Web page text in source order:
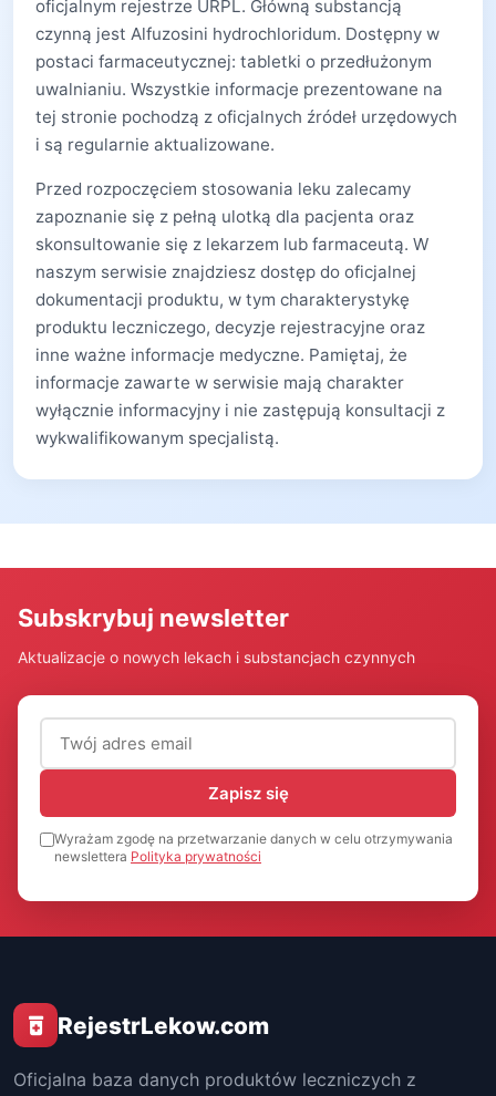
oficjalnym rejestrze URPL. Główną substancją
czynną jest Alfuzosini hydrochloridum. Dostępny w
postaci farmaceutycznej: tabletki o przedłużonym
uwalnianiu. Wszystkie informacje prezentowane na
tej stronie pochodzą z oficjalnych źródeł urzędowych
i są regularnie aktualizowane.
Przed rozpoczęciem stosowania leku zalecamy
zapoznanie się z pełną ulotką dla pacjenta oraz
skonsultowanie się z lekarzem lub farmaceutą. W
naszym serwisie znajdziesz dostęp do oficjalnej
dokumentacji produktu, w tym charakterystykę
produktu leczniczego, decyzje rejestracyjne oraz
inne ważne informacje medyczne. Pamiętaj, że
informacje zawarte w serwisie mają charakter
wyłącznie informacyjny i nie zastępują konsultacji z
wykwalifikowanym specjalistą.
Subskrybuj newsletter
Aktualizacje o nowych lekach i substancjach czynnych
Adres email (wymagany)
Zapisz się
Wyrażam zgodę na przetwarzanie danych w celu otrzymywania
newslettera Polityka prywatności
RejestrLekow.com
Oficjalna baza danych produktów leczniczych z